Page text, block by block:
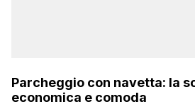
Parcheggio con navetta: la
economica e comoda